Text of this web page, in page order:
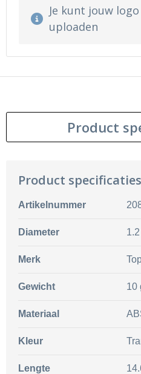
Je kunt jouw
uploaden
Product
Product specificaties
Artikelnummer
Diameter
Merk
Gewicht 10
Materiaal
Kleur
Lengte